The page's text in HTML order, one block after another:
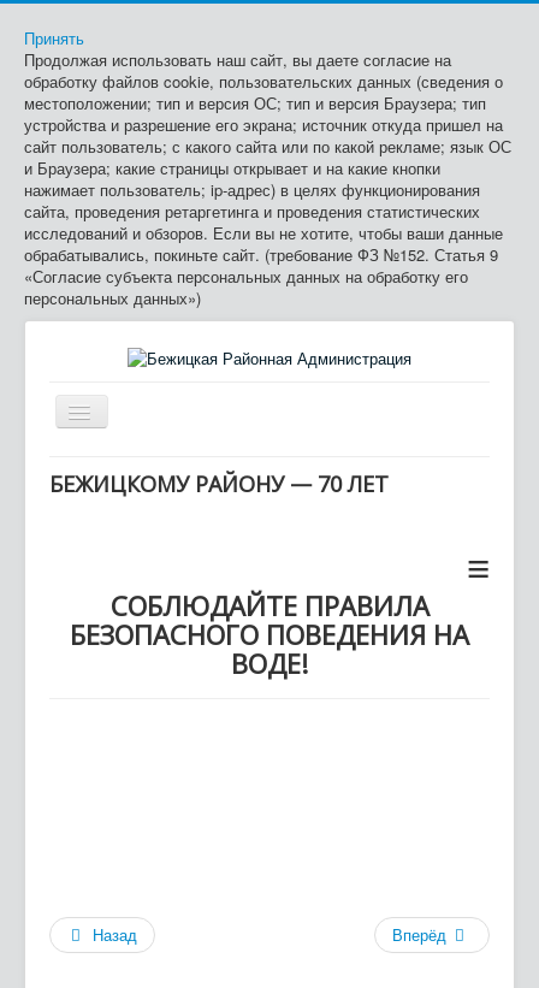
Принять
Продолжая использовать наш сайт, вы даете согласие на
обработку файлов cookie, пользовательских данных (сведения о
местоположении; тип и версия ОС; тип и версия Браузера; тип
устройства и разрешение его экрана; источник откуда пришел на
сайт пользователь; с какого сайта или по какой рекламе; язык ОС
и Браузера; какие страницы открывает и на какие кнопки
нажимает пользователь; ip-адрес) в целях функционирования
сайта, проведения ретаргетинга и проведения статистических
исследований и обзоров. Если вы не хотите, чтобы ваши данные
обрабатывались, покиньте сайт. (требование ФЗ №152. Статья 9
«Согласие субъекта персональных данных на обработку его
персональных данных»)
Включить/
выключить
БЕЖИЦКОМУ РАЙОНУ — 70 ЛЕТ
≡
СОБЛЮДАЙТЕ ПРАВИЛА
БЕЗОПАСНОГО ПОВЕДЕНИЯ НА
ВОДЕ!
Назад Вперёд